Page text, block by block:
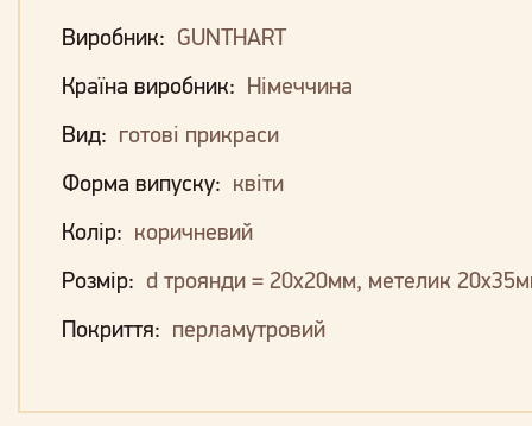
Виробник: GUNTHART
Країна виробник: Німеччина
Вид: готові прикраси
Форма випуску: квіти
Колір: коричневий
Розмір: d троянди = 20х20мм, метелик
Покриття: перламутровий